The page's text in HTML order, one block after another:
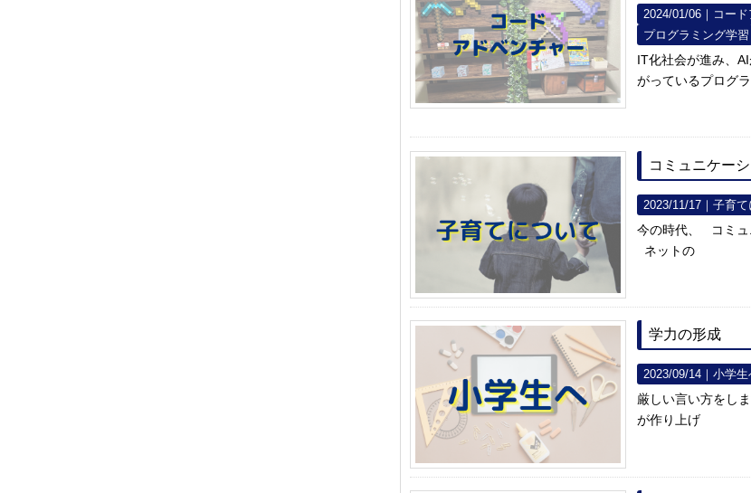
2024/01/06｜ コー
プログラミング学習
IT化社会が進み、
がっているプログラ
コミュニケー
2023/11/17｜子育て
今の時代、 コミュ
ネットの
学力の形成
2023/09/14｜小学生
厳しい言い方をし
が作り上げ